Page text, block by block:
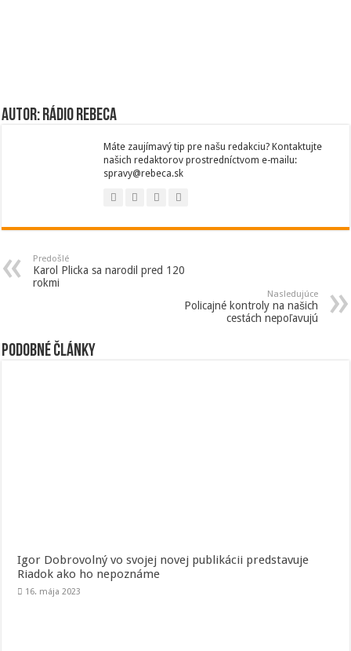
Autor: Rádio Rebeca
Máte zaujímavý tip pre našu redakciu? Kontaktujte
našich redaktorov prostredníctvom e-mailu:
spravy@rebeca.sk
Predošlé
Karol Plicka sa narodil pred 120
rokmi
Nasledujúce
Policajné kontroly na našich
cestách nepoľavujú
Podobné články
Igor Dobrovolný vo svojej novej publikácii predstavuje
Riadok ako ho nepoznáme
16. mája 2023